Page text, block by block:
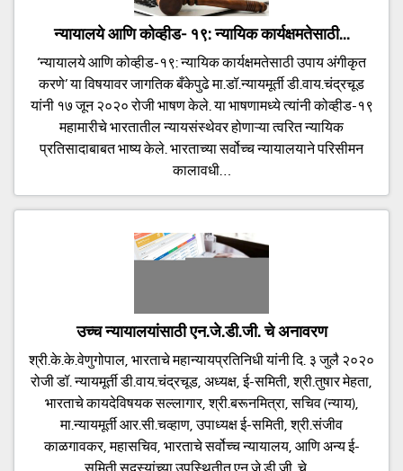
न्यायालये आणि कोव्हीड- १९: न्यायिक कार्यक्षमतेसाठी...
‘न्यायालये आणि कोव्हीड-१९: न्यायिक कार्यक्षमतेसाठी उपाय अंगीकृत
करणे’ या विषयावर जागतिक बँकेपुढे मा.डॉ.न्यायमूर्ती डी.वाय.चंद्रचूड
यांनी १७ जून २०२० रोजी भाषण केले. या भाषणामध्ये त्यांनी कोव्हीड-१९
महामारीचे भारतातील न्यायसंस्थेवर होणाऱ्या त्वरित न्यायिक
प्रतिसादाबाबत भाष्य केले. भारताच्या सर्वोच्च न्यायालयाने परिसीमन
कालावधी…
उच्च न्यायालयांसाठी एन.जे.डी.जी. चे अनावरण
श्री.के.के.वेणुगोपाल, भारताचे महान्यायप्रतिनिधी यांनी दि. ३ जुलै २०२०
रोजी डॉ. न्यायमूर्ती डी.वाय.चंद्रचूड, अध्यक्ष, ई-समिती, श्री.तुषार मेहता,
भारताचे कायदेविषयक सल्लागार, श्री.बरूनमित्रा, सचिव (न्याय),
मा.न्यायमूर्ती आर.सी.चव्हाण, उपाध्यक्ष ई-समिती, श्री.संजीव
काळगावकर, महासचिव, भारताचे सर्वोच्च न्यायालय, आणि अन्य ई-
समिती सदस्यांच्या उपस्थितीत एन.जे.डी.जी. चे…